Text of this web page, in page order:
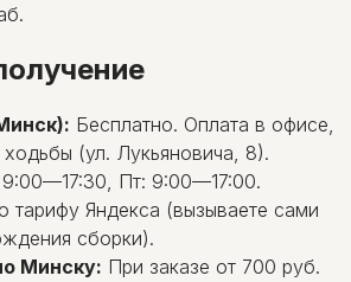
Бесплатно. Оплата в офисе,
(ул. Лукьяновича, 8).
Пт: 9:00—17:00.
тарифу Яндекса (вызываете сами
сборки).
Минску: При заказе от 700 руб.